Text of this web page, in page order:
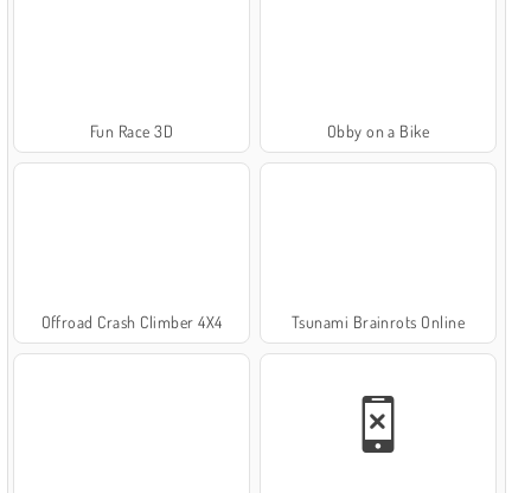
Fun Race 3D Obby on a Bike
Offroad Crash Climber 4X4 Tsunami Brainrots Online